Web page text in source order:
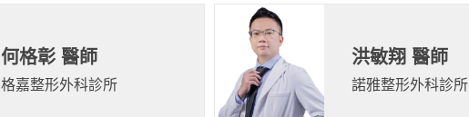
何格彰 醫師
格嘉整形外科診所
洪敏翔 醫師
諾雅整形外科診所